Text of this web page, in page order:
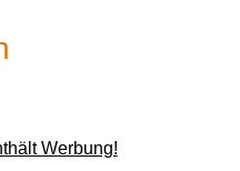
Werbung!